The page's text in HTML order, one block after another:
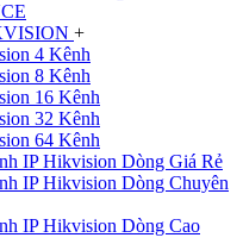
+
4 Kênh
8 Kênh
16 Kênh
32 Kênh
64 Kênh
IP Hikvision Dòng Giá Rẻ
IP Hikvision Dòng Chuyên
IP Hikvision Dòng Cao